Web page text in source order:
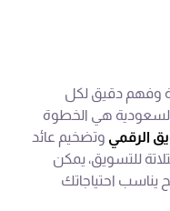
وفهم دقيق لكل
السعودية هي الخطوة
الرقمي وتضخيم عائد
للتسويق، يمكن
يناسب احتياجاتك